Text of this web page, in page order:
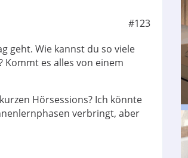
#123
geht. Wie kannst du so viele
Kommt es alles von einem
Hörsessions? Ich könnte
verbringt, aber